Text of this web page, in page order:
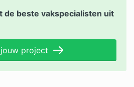
de beste vakspecialisten uit
project